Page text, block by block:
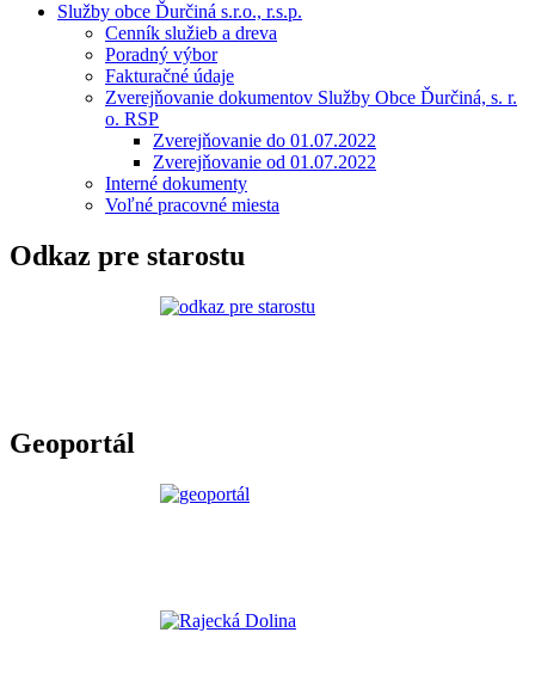
Služby obce Ďurčiná s.r.o., r.s.p.
Cenník služieb a dreva
Poradný výbor
Fakturačné údaje
Zverejňovanie dokumentov Služby Obce Ďurčiná, s. r.
o. RSP
Zverejňovanie do 01.07.2022
Zverejňovanie od 01.07.2022
Interné dokumenty
Voľné pracovné miesta
Odkaz pre starostu
Geoportál